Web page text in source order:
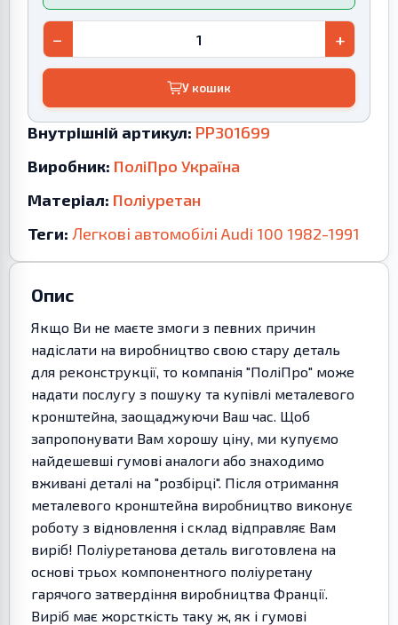
− +
У кошик
Внутрішній артикул: PP301699
Виробник: ПоліПро Україна
Матеріал: Поліуретан
Теги: Легкові автомобілі Audi 100 1982-1991
Опис
Якщо Ви не маєте змоги з певних причин
надіслати на виробництво свою стару деталь
для реконструкції, то компанія "ПоліПро" може
надати послугу з пошуку та купівлі металевого
кронштейна, заощаджуючи Ваш час. Щоб
запропонувати Вам хорошу ціну, ми купуємо
найдешевші гумові аналоги або знаходимо
вживані деталі на "розбірці". Після отримання
металевого кронштейна виробництво виконує
роботу з відновлення і склад відправляє Вам
виріб! Поліуретанова деталь виготовлена на
основі трьох компонентного поліуретану
гарячого затвердіння виробництва Франції.
Виріб має жорсткість таку ж, як і гумові